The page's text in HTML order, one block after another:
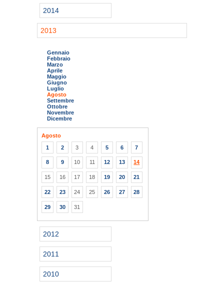
2014
2013
Gennaio
Febbraio
Marzo
Aprile
Maggio
Giugno
Luglio
Agosto
Settembre
Ottobre
Novembre
Dicembre
Agosto
1
2 3 4 5 6 7
8 9 10 11 12 13 14
15 16 17 18 19 20 21
22 23 24 25 26 27 28
29 30 31
2012
2011
2010